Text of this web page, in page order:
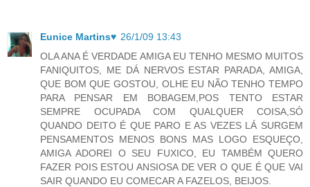
Eunice Martins♥ 26/1/09 13:43
OLA ANA É VERDADE AMIGA EU TENHO MESMO MUITOS
FANIQUITOS, ME DÁ NERVOS ESTAR PARADA, AMIGA,
QUE BOM QUE GOSTOU, OLHE EU NÃO TENHO TEMPO
PARA PENSAR EM BOBAGEM,POS TENTO ESTAR
SEMPRE OCUPADA COM QUALQUER COISA,SÓ
QUANDO DEITO É QUE PARO E AS VEZES LÁ SURGEM
PENSAMENTOS MENOS BONS MAS LOGO ESQUEÇO,
AMIGA ADOREI O SEU FUXICO, EU TAMBÉM QUERO
FAZER POIS ESTOU ANSIOSA DE VER O QUE É QUE VAI
SAIR QUANDO EU COMECAR A FAZELOS, BEIJOS.